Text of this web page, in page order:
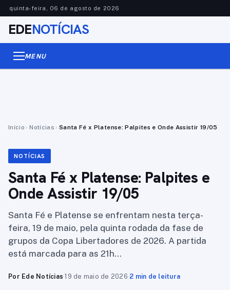
quinta-feira, 06 de agosto de 2026
EDENOTÍCIAS
MENU
Início › Notícias › Santa Fé x Platense: Palpites e Onde Assistir 19/05
NOTÍCIAS
Santa Fé x Platense: Palpites e
Onde Assistir 19/05
Santa Fé e Platense se enfrentam nesta terça-
feira, 19 de maio, pela quinta rodada da fase de
grupos da Copa Libertadores de 2026. A partida
está marcada para as 21h…
Por Ede Notícias·19 de maio de 2026·2 min de leitura